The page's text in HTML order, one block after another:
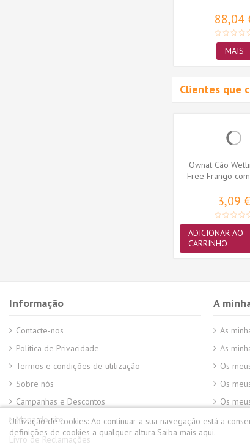
88,04
MAIS
Clientes que
Ownat Cão
Free Frango
3,09 €
ADICIONAR AO
CARRINHO
Informação
Contacte-nos
Política de Privacidade
Termos e condições de utilização
Sobre nós
Campanhas e Descontos
Mapa do site
Livro de Reclamações
A
As
As
Os
Os
Os
Utilização de cookies: Ao continuar a sua navegação está a
definições de cookies a qualquer altura.Saiba mais aqui.